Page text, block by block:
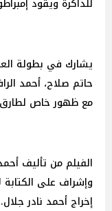
يشارك في بطولة
حاتم صلاح، أحمد
مع ظهور خاص لطارق
الفيلم من تأليف
وإشراف على
إخراج أحمد نادر جلال.